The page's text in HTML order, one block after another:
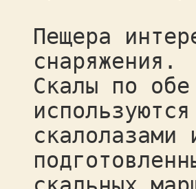
Пещера
снаряжения.
Скалы по